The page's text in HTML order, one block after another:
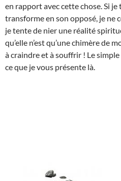
en rapport avec cette chose. Si
transforme en son opposé, je ne
je tente de nier une réalité
qu’elle n’est qu’une chimère de
à craindre et à souffrir ! Le
ce que je vous présente là.